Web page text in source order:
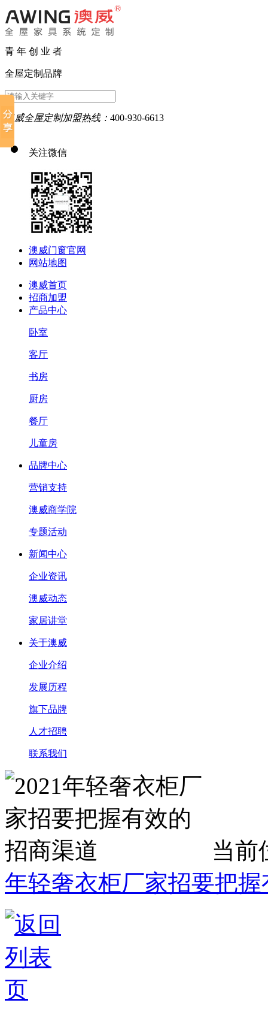
青 年 创 业 者
全屋定制品牌
澳威全屋定制加盟热线： 400-930-6613
关注微信
澳威门窗官网
网站地图
澳威首页
招商加盟
产品中心
卧室
客厅
书房
厨房
餐厅
儿童房
品牌中心
营销支持
澳威商学院
专题活动
新闻中心
企业资讯
澳威动态
家居讲堂
关于澳威
企业介绍
发展历程
旗下品牌
人才招聘
联系我们
当前
年轻奢衣柜厂家招要把